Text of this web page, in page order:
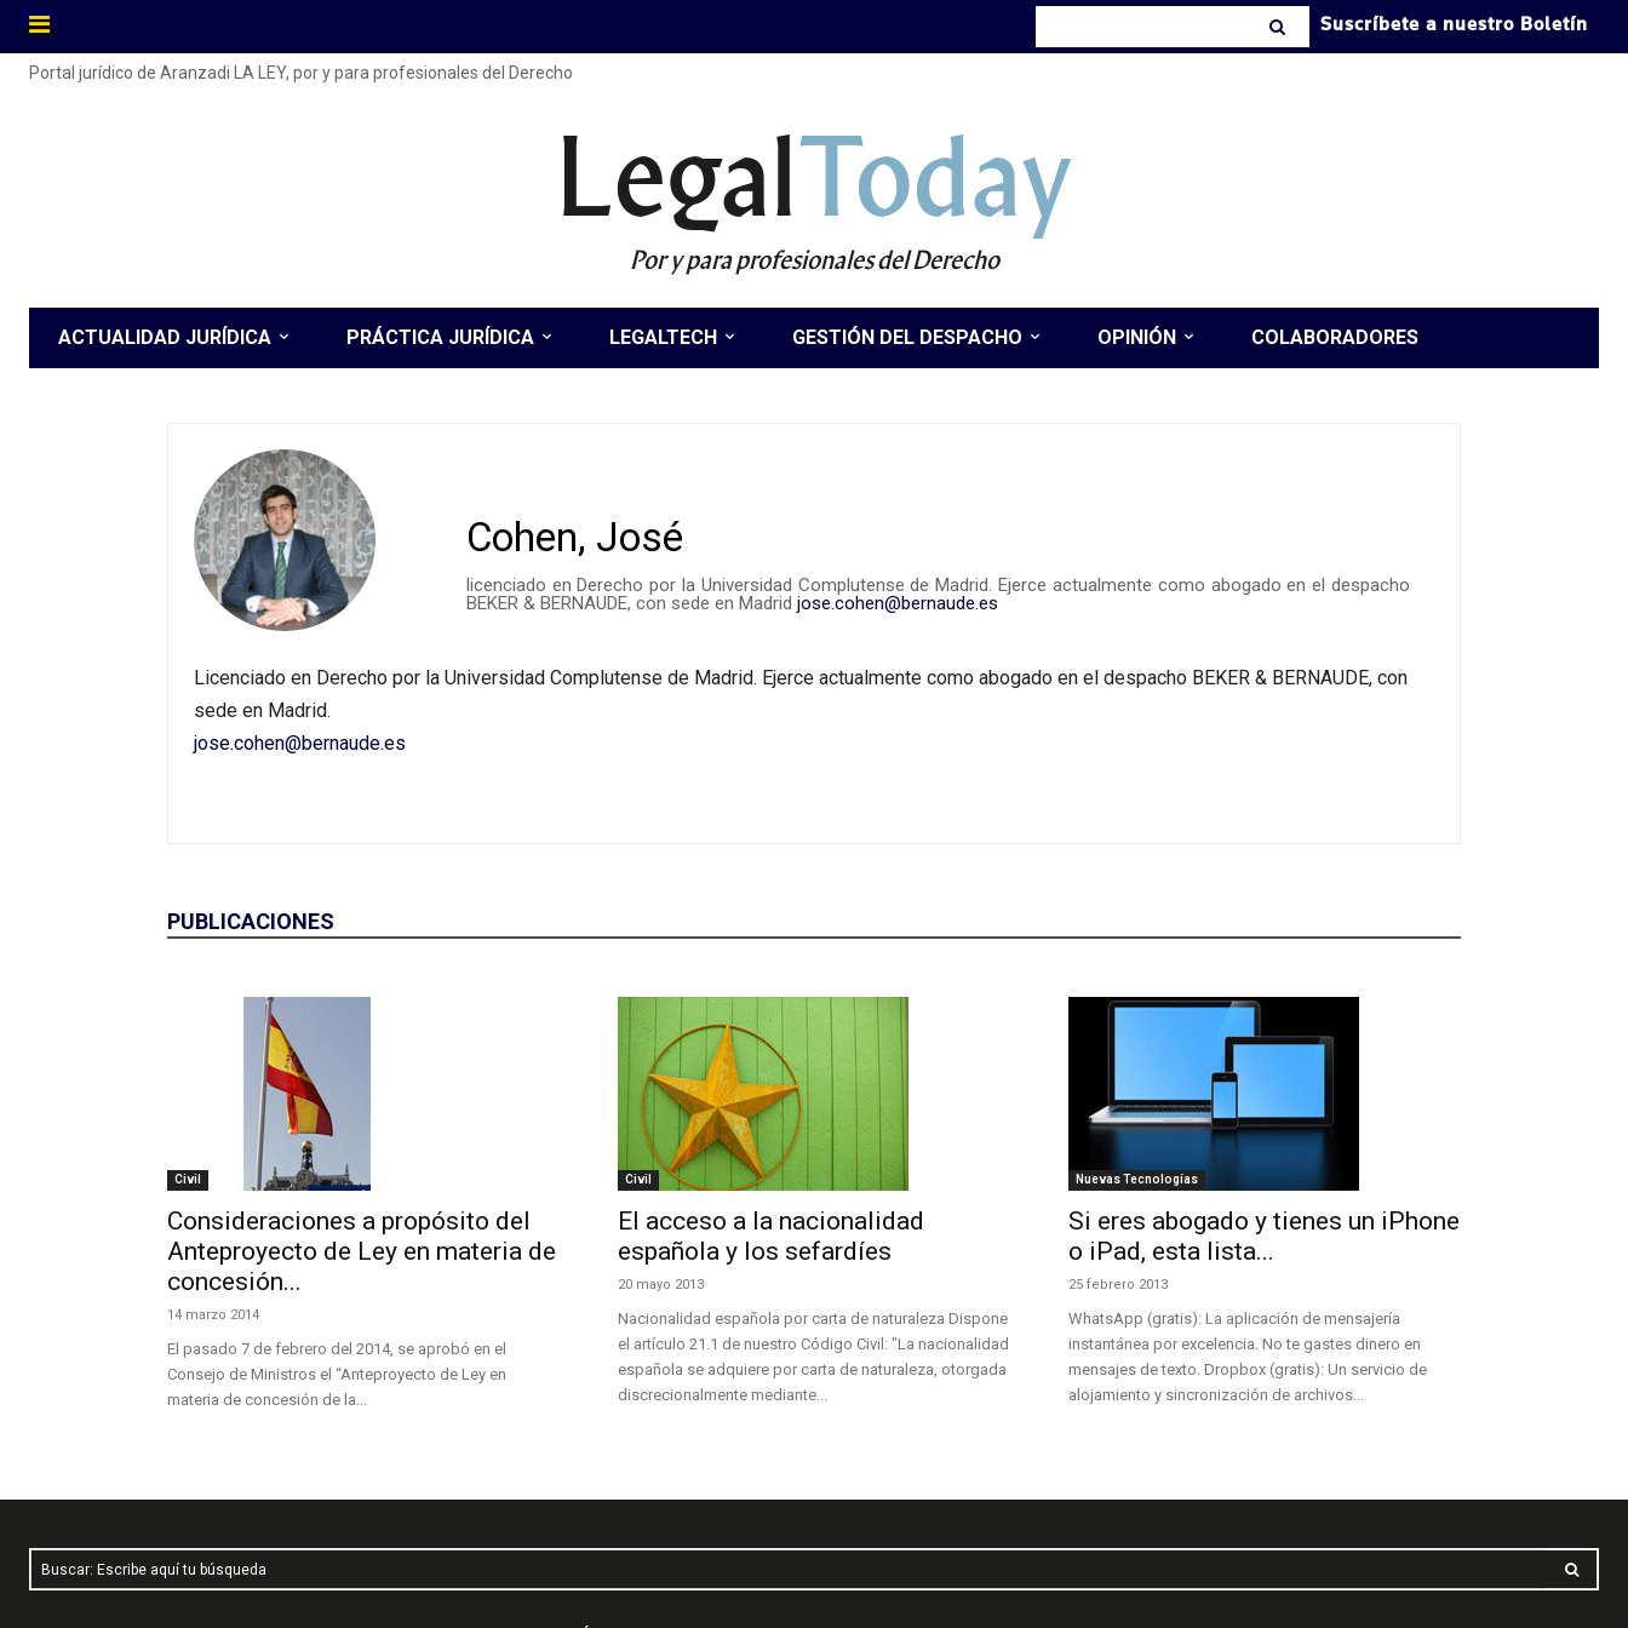
Suscríbete a nuestro Boletín
Portal jurídico de Aranzadi LA LEY, por y para profesionales del Derecho
LegalToday
Por y para profesionales del Derecho
ACTUALIDAD JURÍDICA PRÁCTICA JURÍDICA LEGALTECH GESTIÓN DEL DESPACHO OPINIÓN COLABORADORES
Cohen, José
licenciado en Derecho por la Universidad Complutense de Madrid. Ejerce actualmente como abogado en el despacho
BEKER & BERNAUDE, con sede en Madrid jose.cohen@bernaude.es
Licenciado en Derecho por la Universidad Complutense de Madrid. Ejerce actualmente como abogado en el despacho BEKER & BERNAUDE, con
sede en Madrid.
jose.cohen@bernaude.es
PUBLICACIONES
Civil
Consideraciones a propósito del
Anteproyecto de Ley en materia de
concesión...
14 marzo 2014
El pasado 7 de febrero del 2014, se aprobó en el
Consejo de Ministros el “Anteproyecto de Ley en
materia de concesión de la...
Civil
El acceso a la nacionalidad
española y los sefardíes
20 mayo 2013
Nacionalidad española por carta de naturaleza Dispone
el artículo 21.1 de nuestro Código Civil: "La nacionalidad
española se adquiere por carta de naturaleza, otorgada
discrecionalmente mediante...
Nuevas Tecnologías
Si eres abogado y tienes un iPhone
o iPad, esta lista...
25 febrero 2013
WhatsApp (gratis): La aplicación de mensajería
instantánea por excelencia. No te gastes dinero en
mensajes de texto. Dropbox (gratis): Un servicio de
alojamiento y sincronización de archivos...
Buscar: Escribe aquí tu búsqueda